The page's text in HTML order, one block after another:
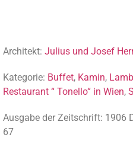
Architekt: Julius und Josef
Kategorie: Buffet, Kamin,
Restaurant “ Tonello“ in Wien,
Ausgabe der Zeitschrift: 1906
67